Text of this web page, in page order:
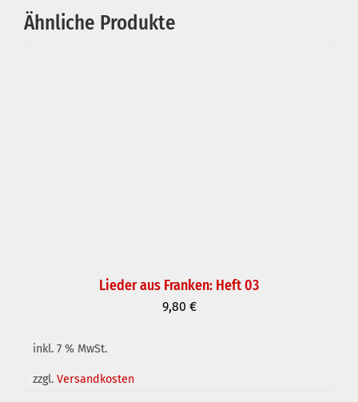
Ähnliche Produkte
IN DEN WARENKORB
Lieder aus Franken: Heft 03
9,80 €
inkl. 7 % MwSt.
zzgl. Versandkosten